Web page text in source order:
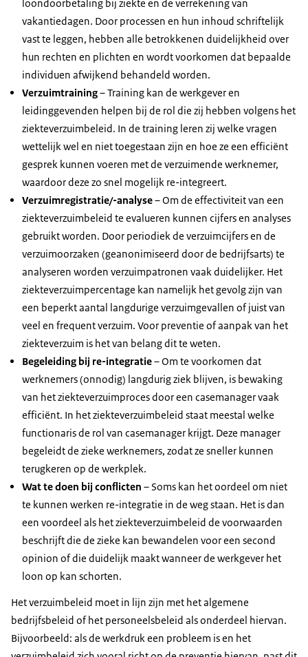
loondoorbetaling bij ziekte en de verrekening van
vakantiedagen. Door processen en hun inhoud schriftelijk
vast te leggen, hebben alle betrokkenen duidelijkheid over
hun rechten en plichten en wordt voorkomen dat bepaalde
individuen afwijkend behandeld worden.
Verzuimtraining– Training kan de werkgever en
leidinggevenden helpen bij de rol die zij hebben volgens het
ziekteverzuimbeleid. In de training leren zij welke vragen
wettelijk wel en niet toegestaan zijn en hoe ze een efficiënt
gesprek kunnen voeren met de verzuimende werknemer,
waardoor deze zo snel mogelijk re-integreert.
Verzuimregistratie/-analyse– Om de effectiviteit van een
ziekteverzuimbeleid te evalueren kunnen cijfers en analyses
gebruikt worden. Door periodiek de verzuimcijfers en de
verzuimoorzaken (geanonimiseerd door de bedrijfsarts) te
analyseren worden verzuimpatronen vaak duidelijker. Het
ziekteverzuimpercentage kan namelijk het gevolg zijn van
een beperkt aantal langdurige verzuimgevallen of juist van
veel en frequent verzuim. Voor preventie of aanpak van het
ziekteverzuim is het van belang dit te weten.
Begeleiding bij re-integratie– Om te voorkomen dat
werknemers (onnodig) langdurig ziek blijven, is bewaking
van het ziekteverzuimproces door een casemanager vaak
efficiënt. In het ziekteverzuimbeleid staat meestal welke
functionaris de rol van casemanager krijgt. Deze manager
begeleidt de zieke werknemers, zodat ze sneller kunnen
terugkeren op de werkplek.
Wat te doen bij conflicten – Soms kan het oordeel om niet
te kunnen werken re-integratie in de weg staan. Het is dan
een voordeel als het ziekteverzuimbeleid de voorwaarden
beschrijft die de zieke kan bewandelen voor een second
opinion of die duidelijk maakt wanneer de werkgever het
loon op kan schorten.
Het verzuimbeleid moet in lijn zijn met het algemene
bedrijfsbeleid of het personeelsbeleid als onderdeel hiervan.
Bijvoorbeeld: als de werkdruk een probleem is en het